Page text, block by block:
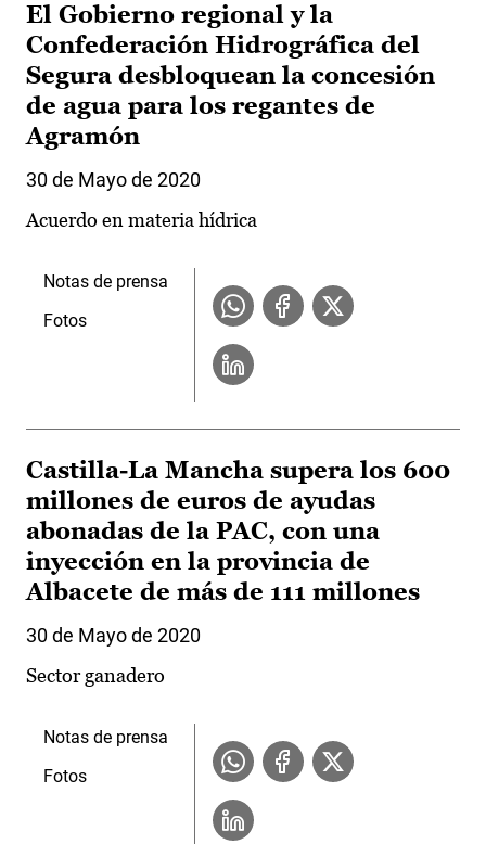
El Gobierno regional y la
Confederación Hidrográfica del
Segura desbloquean la concesión
de agua para los regantes de
Agramón
30 de Mayo de 2020
Acuerdo en materia hídrica
Notas de prensa
Fotos
Castilla-La Mancha supera los 600
millones de euros de ayudas
abonadas de la PAC, con una
inyección en la provincia de
Albacete de más de 111 millones
30 de Mayo de 2020
Sector ganadero
Notas de prensa
Fotos